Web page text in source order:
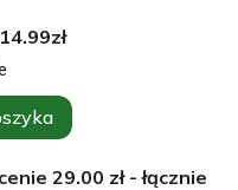
14.99zł
29.00 zł - łącznie